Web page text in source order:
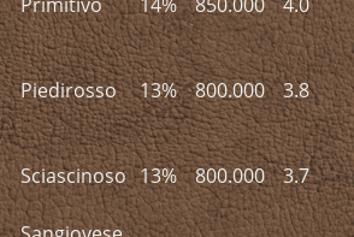
Piedirosso 13% 800.000 3.8
Sciascinoso 13% 800.000 3.7